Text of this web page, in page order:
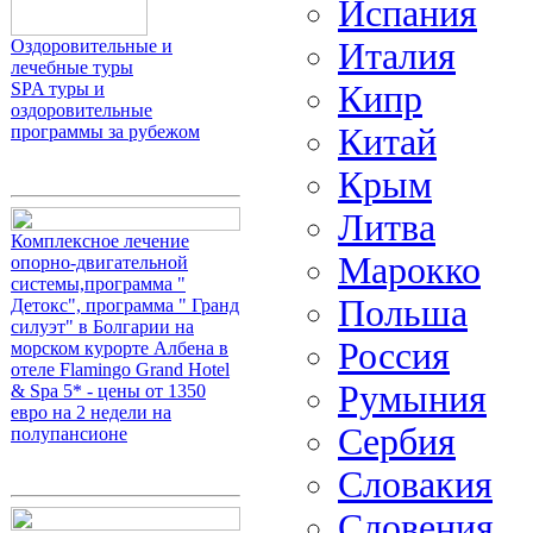
Оздоровительные и
лечебные туры
SPA туры и
оздоровительные
программы за рубежом
Комплексное лечение
опорно-двигательной
системы,программа "
Детокс", программа " Гранд
силуэт" в Болгарии на
морском курорте Албена в
отеле Flamingo Grand Hotel
& Spa 5* - цены от 1350
евро на 2 недели на
полупансионе
Испания
Италия
Кипр
Китай
Крым
Литва
Марокко
Польша
Россия
Румыния
Сербия
Словакия